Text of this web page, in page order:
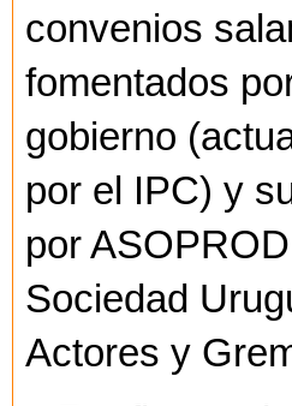
convenios
fomentados
gobierno
por el IPC) y
por
Sociedad
Actores y